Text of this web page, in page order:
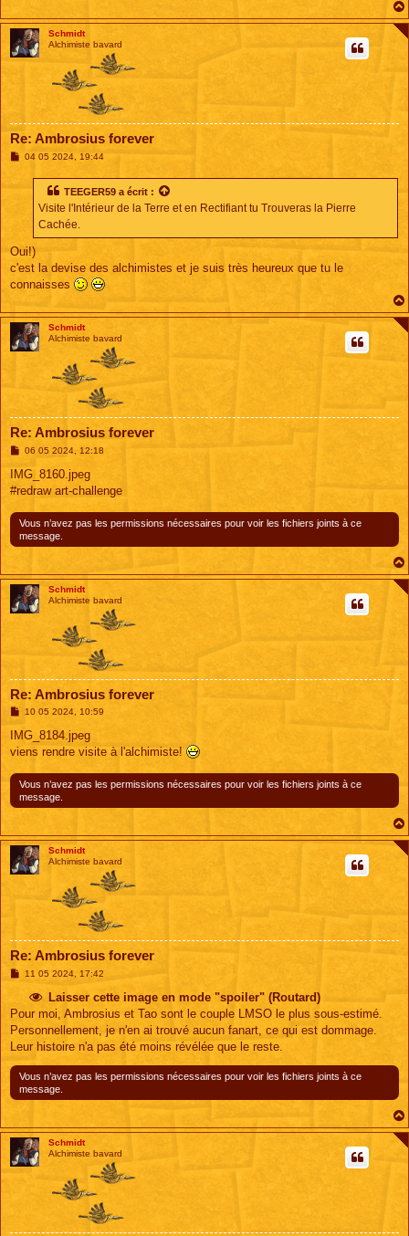
Schmidt
Alchimiste bavard
Re: Ambrosius forever
M04 05 2024, 19:44
TEEGER59 a écrit :
Visite l'Intérieur de la Terre et en Rectifiant tu Trouveras la Pierre
Cachée.
Oui!)
c'est la devise des alchimistes et je suis très heureux que tu le
connaisses
Schmidt
Alchimiste bavard
Re: Ambrosius forever
M
s
a
e
06 05 2024, 12:18
IMG_8160.jpeg
#redraw art-challenge
Vous n’avez pas les permissions nécessaires pour voir les fichiers joints à ce
message.
Schmidt
Alchimiste bavard
Re: Ambrosius forever
M
s
a
e
10 05 2024, 10:59
IMG_8184.jpeg
viens rendre visite à l'alchimiste!
Vous n’avez pas les permissions nécessaires pour voir les fichiers joints à ce
message.
Schmidt
Alchimiste bavard
Re: Ambrosius forever
M
a
g
11 05 2024, 17:42
Laisser cette image en mode "spoiler" (Routard)
Pour moi, Ambrosius et Tao sont le couple LMSO le plus sous-estimé.
Personnellement, je n'en ai trouvé aucun fanart, ce qui est dommage.
Leur histoire n'a pas été moins révélée que le reste.
Vous n’avez pas les permissions nécessaires pour voir les fichiers joints à ce
message.
Schmidt
Alchimiste bavard